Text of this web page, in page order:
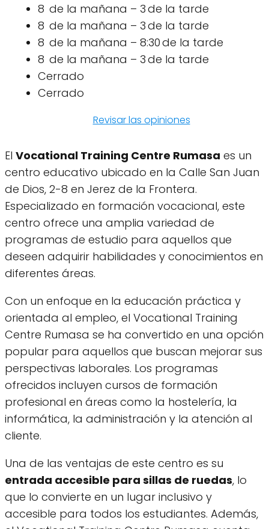
8 de la mañana – 3 de la tarde
8 de la mañana – 3 de la tarde
8 de la mañana – 8:30 de la tarde
8 de la mañana – 3 de la tarde
Cerrado
Cerrado
Revisar las opiniones
El Vocational Training Centre Rumasa es un
centro educativo ubicado en la Calle San Juan
de Dios, 2-8 en Jerez de la Frontera.
Especializado en formación vocacional, este
centro ofrece una amplia variedad de
programas de estudio para aquellos que
deseen adquirir habilidades y conocimientos en
diferentes áreas.
Con un enfoque en la educación práctica y
orientada al empleo, el Vocational Training
Centre Rumasa se ha convertido en una opción
popular para aquellos que buscan mejorar sus
perspectivas laborales. Los programas
ofrecidos incluyen cursos de formación
profesional en áreas como la hostelería, la
informática, la administración y la atención al
cliente.
Una de las ventajas de este centro es su
entrada accesible para sillas de ruedas, lo
que lo convierte en un lugar inclusivo y
accesible para todos los estudiantes. Además,